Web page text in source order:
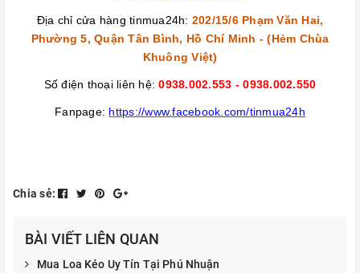
Địa chỉ cửa hàng tinmua24h: 202/15/6 Phạm Văn Hai,
Phường 5, Quận Tân Bình, Hồ Chí Minh - (Hẻm Chùa
Khuông Việt)
Số điện thoại liên hệ:0938.002.553 - 0938.002.550
Fanpage: https://www.facebook.com/tinmua24h
Chia sẻ:
BÀI VIẾT LIÊN QUAN
Mua Loa Kéo Uy Tín Tại Phú Nhuận